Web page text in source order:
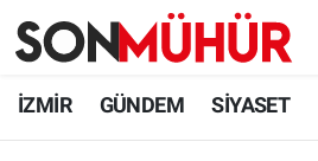
İZMİR GÜNDEM SİYASET
İzmir Nöbetçi Eczaneler